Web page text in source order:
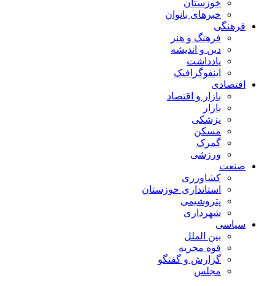
خوزستان
خبرهای بانوان
فرهنگی
فرهنگ و هنر
دین و اندیشه
یادداشت
اینفوگرافیک
اقتصادی
بازار و اقتصاد
بازار
پزشکی
مسکن
گمرک
ورزشی
صنعت
کشاورزی
استانداری خوزستان
پتروشیمی
شهرداری
سیاسی
بین الملل
قوه مجریه
گزارش و گفتگو
مجلس